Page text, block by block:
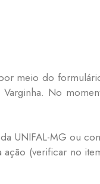
meio do
No
UNIFAL-MG ou
(verificar no